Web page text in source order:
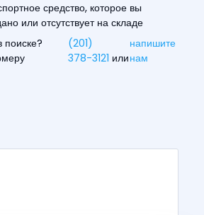
средство, которое вы
или отсутствует на складе
(201)
378-3121 или
напишите
нам